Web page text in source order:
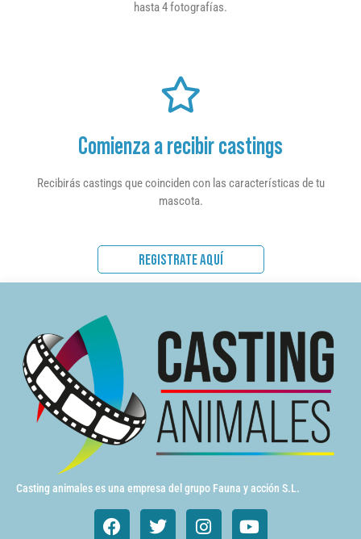
hasta 4 fotografías.
Comienza a recibir castings
Recibirás castings que coinciden con las características de tu
mascota.
REGISTRATE AQUÍ
Casting animales es una empresa del grupo Fauna y acción S.L.